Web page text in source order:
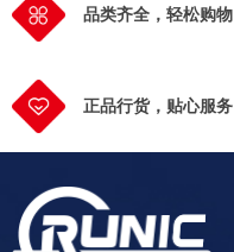
品类齐全，轻松购物
正品行货，贴心服务